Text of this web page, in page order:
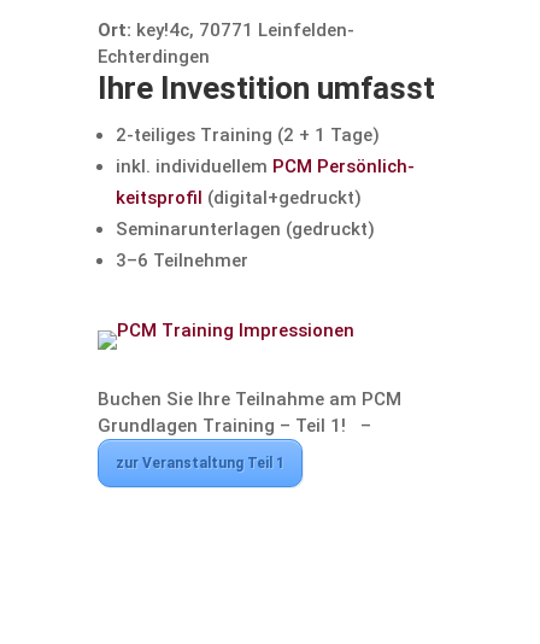
Ort: key!4c, 70771 Leinfelden-
Echterdingen
Ihre Inves­ti­tion umfasst
2‑teiliges Training (2 + 1 Tage)
inkl. indivi­du­ellem PCM Persön­lich­
keits­profil (digital+gedruckt)
Seminar­un­ter­lagen (gedruckt)
3–6 Teilnehmer
Buchen Sie Ihre Teilnahme am PCM
Grund­lagen Training – Teil 1! –
zur Veran­stal­tung Teil 1